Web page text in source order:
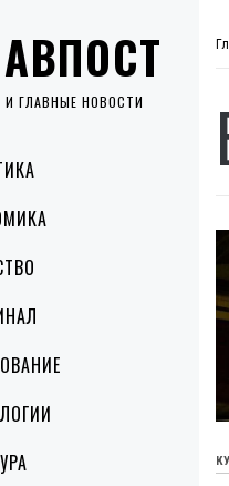
И ГЛАВНЫЕ НОВОСТИ